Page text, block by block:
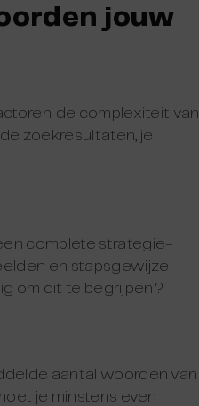
jouw
de complexiteit van
zoekresultaten, je
complete strategie-
en stapsgewijze
om dit te begrijpen?
aantal woorden van
je minstens even